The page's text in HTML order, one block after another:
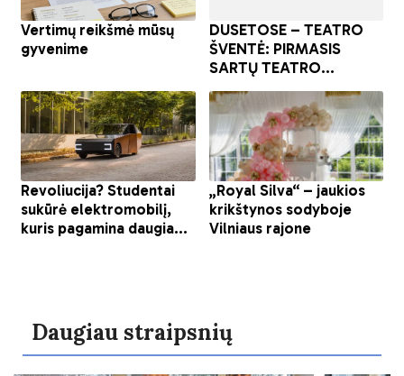
Daugiau straipsnių